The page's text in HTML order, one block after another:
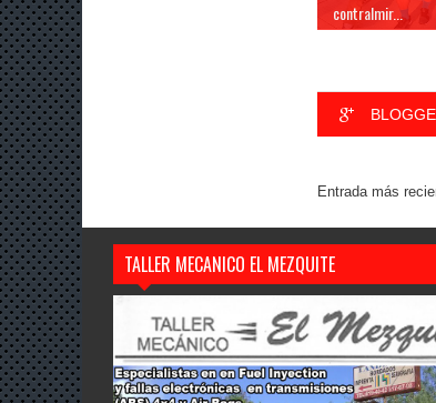
contralmir...
Entrada más
TALLER MECANICO EL MEZQUITE